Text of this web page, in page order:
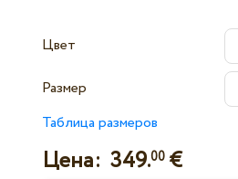
Цвет
Размер
Таблица размеров
Цена:349.00 €